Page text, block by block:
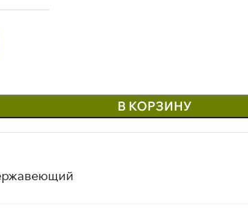
В КОРЗИНУ